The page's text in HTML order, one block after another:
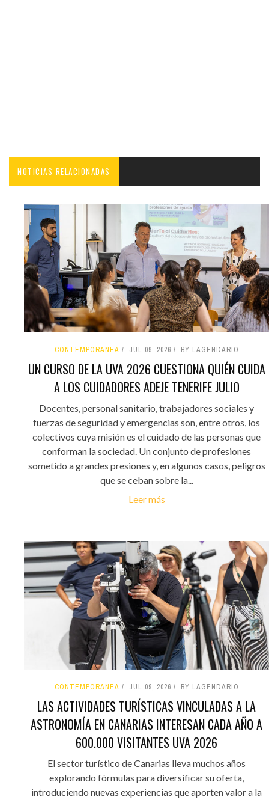
NOTICIAS RELACIONADAS
CONTEMPORÁNEA JUL 09, 2026 BY LAGENDARIO
UN CURSO DE LA UVA 2026 CUESTIONA QUIÉN CUIDA
A LOS CUIDADORES ADEJE TENERIFE JULIO
Docentes, personal sanitario, trabajadores sociales y
fuerzas de seguridad y emergencias son, entre otros, los
colectivos cuya misión es el cuidado de las personas que
conforman la sociedad. Un conjunto de profesiones
sometido a grandes presiones y, en algunos casos, peligros
que se ceban sobre la...
Leer más
CONTEMPORÁNEA JUL 09, 2026 BY LAGENDARIO
LAS ACTIVIDADES TURÍSTICAS VINCULADAS A LA
ASTRONOMÍA EN CANARIAS INTERESAN CADA AÑO A
600.000 VISITANTES UVA 2026
El sector turístico de Canarias lleva muchos años
explorando fórmulas para diversificar su oferta,
introduciendo nuevas experiencias que aporten valor a la